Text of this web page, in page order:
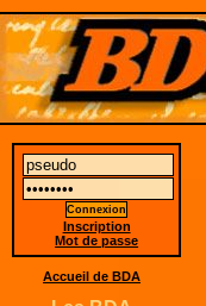
Inscription
Mot de passe
Accueil de BDA